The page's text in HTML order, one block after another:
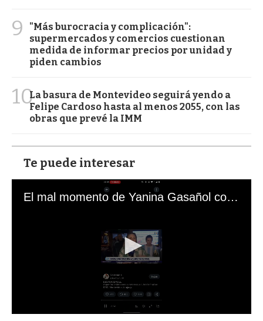
9
"Más burocracia y complicación":
supermercados y comercios cuestionan
medida de informar precios por unidad y
piden cambios
10La basura de Montevideo seguirá yendo a
Felipe Cardoso hasta al menos 2055, con las
obras que prevé la IMM
Te puede interesar
El mal momento de Yanina Gasañol con un hincha argentino en "Subrayado"